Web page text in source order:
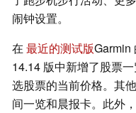
闹钟设置。
在 最近的测试版Garmin
14.14 版中新增了股票
选股票的当前价格。其
间一览和晨报卡。此外